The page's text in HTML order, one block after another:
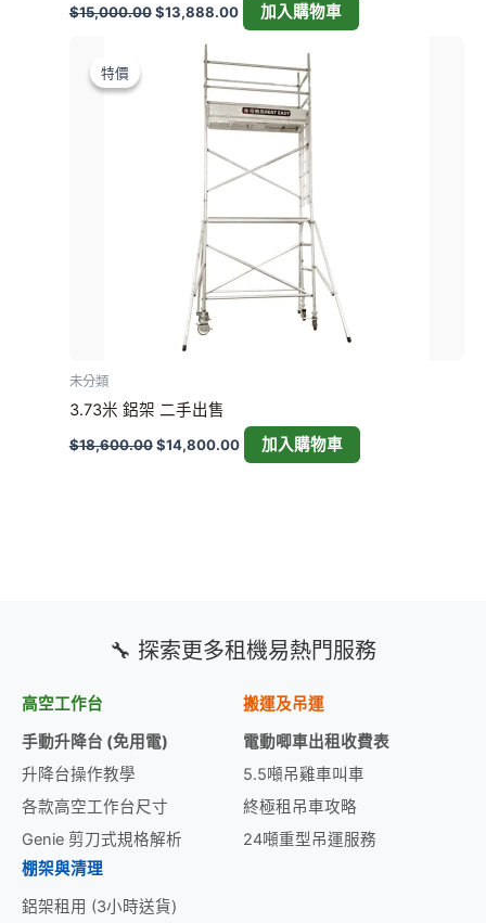
$15,000.00 $13,888.00 加入購物車
特價
特價
未分類
3.73米 鋁架 二手出售
$18,600.00
$18,600.00。
$14,800.00
前
價
格：
$14,800.00。
加入購物車
🔧 探索更多租機易熱門服務
高空工作台
手動升降台 (免用電)
升降台操作教學
各款高空工作台尺寸
Genie 剪刀式規格解析
搬運及吊運
電動唧車出租收費表
5.5噸吊雞車叫車
終極租吊車攻略
24噸重型吊運服務
棚架與清理
鋁架租用 (3小時送貨)